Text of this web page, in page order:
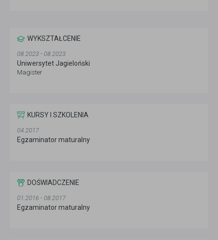
WYKSZTAŁCENIE
08.2023 - 08.2023
Uniwersytet Jagieloński
Magister
KURSY I SZKOLENIA
04.2017
Egzaminator maturalny
DOŚWIADCZENIE
01.2016 - 08.2017
Egzaminator maturalny